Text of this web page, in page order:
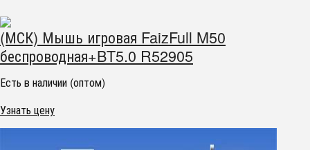
(МСК) Мышь игровая FaizFull M50
беспроводная+BT5.0 R52905
Есть в наличии (оптом)
Узнать цену